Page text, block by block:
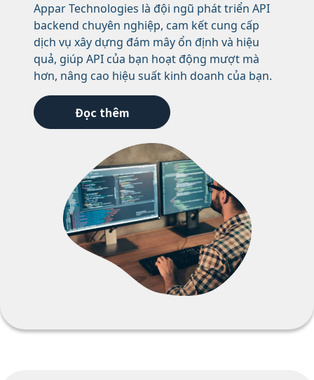
Appar Technologies là đội ngũ phát triển API
backend chuyên nghiệp, cam kết cung cấp
dịch vụ xây dựng đám mây ổn định và hiệu
quả, giúp API của bạn hoạt động mượt mà
hơn, nâng cao hiệu suất kinh doanh của bạn.
Đọc thêm